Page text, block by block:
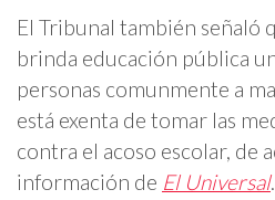
El Tribunal también señaló
brinda educación pública
personas comunmente a
está exenta de tomar las
contra el acoso escolar, de
información de El Universal.